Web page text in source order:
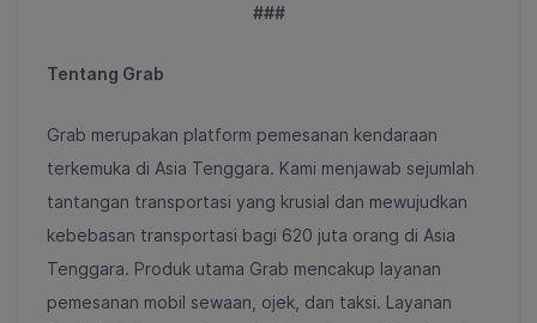
###
Tentang Grab
Grab merupakan platform pemesanan kendaraan
terkemuka di Asia Tenggara. Kami menjawab sejumlah
tantangan transportasi yang krusial dan mewujudkan
kebebasan transportasi bagi 620 juta orang di Asia
Tenggara. Produk utama Grab mencakup layanan
pemesanan mobil sewaan, ojek, dan taksi. Layanan